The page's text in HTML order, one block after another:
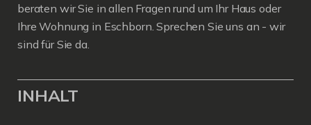
beraten wir Sie in allen Fragen rund um Ihr Haus oder
Ihre Wohnung in Eschborn. Sprechen Sie uns an - wir
sind für Sie da.
INHALT